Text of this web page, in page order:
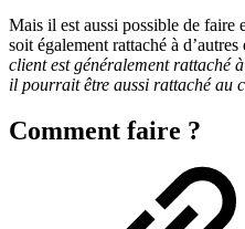
Mais il est aussi possible de faire
soit également rattaché à
client est généralement rattaché
il pourrait être aussi rattaché au
Comment faire ?